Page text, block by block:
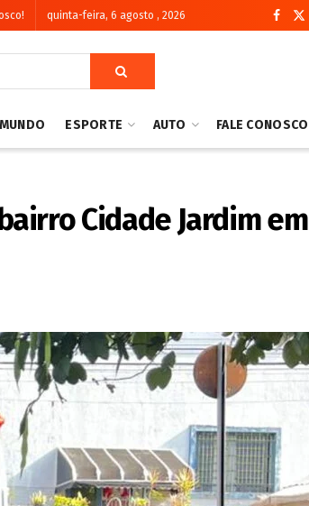
quinta-feira, 6 agosto , 2026
MUNDO ESPORTE AUTO FALE CONOSCO
Cidade Jardim em